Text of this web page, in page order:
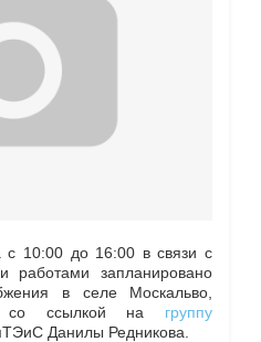
с 10:00 до 16:00 в связи с
работамизапланировано
в селе Москальво,
со ссылкой на группу
Данилы Редникова.